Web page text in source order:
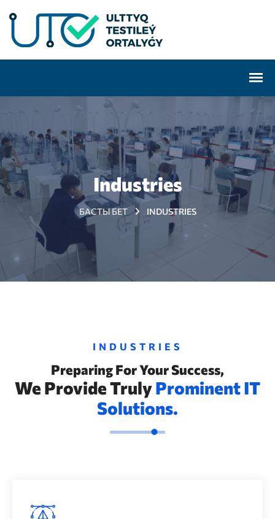
Industries
БАСТЫ БЕТ INDUSTRIES
INDUSTRIES
Preparing For Your Success,
We Provide TrulyProminent IT
Solutions.